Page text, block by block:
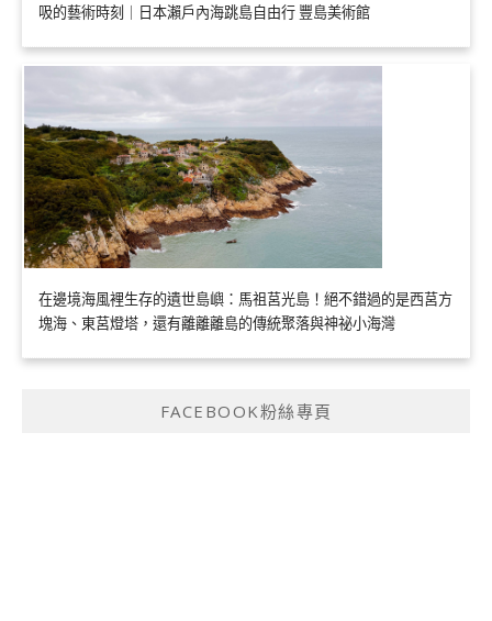
吸的藝術時刻｜日本瀨戶內海跳島自由行 豐島美術館
在邊境海風裡生存的遺世島嶼：馬祖莒光島！絕不錯過的是西莒方
塊海、東莒燈塔，還有離離離島的傳統聚落與神祕小海灣
FACEBOOK粉絲專頁